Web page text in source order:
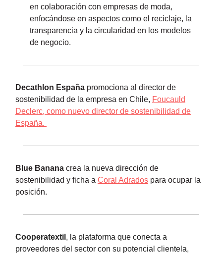
en colaboración con empresas de moda,
enfocándose en aspectos como el reciclaje, la
transparencia y la circularidad en los modelos
de negocio.
Decathlon España promociona al director de
sostenibilidad de la empresa en Chile, Foucauld
Declerc, como nuevo director de sostenibilidad de
España.
Blue Banana crea la nueva dirección de
sostenibilidad y ficha a Coral Adrados para ocupar la
posición.
Cooperatextil , la plataforma que conecta a
proveedores del sector con su potencial clientela,